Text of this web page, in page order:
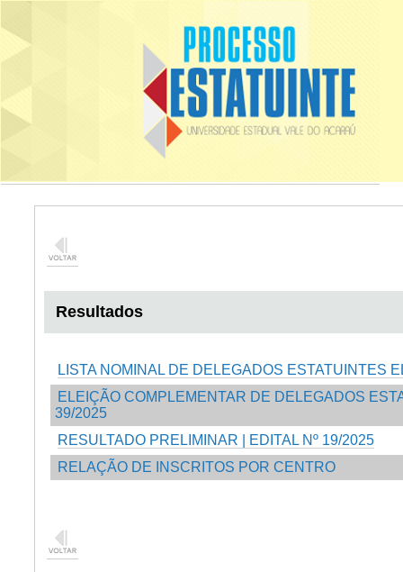
Resultados
LISTA NOMINAL DE DELEGADOS ESTATUINTES
ELEIÇÃO COMPLEMENTAR DE DELEGADOS
39/2025
RESULTADO PRELIMINAR | EDITAL Nº 19/2025
RELAÇÃO DE INSCRITOS POR CENTRO